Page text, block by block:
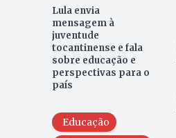
Lula envia
mensagem à
juventude
tocantinense e fala
sobre educação e
perspectivas para o
país
Educação